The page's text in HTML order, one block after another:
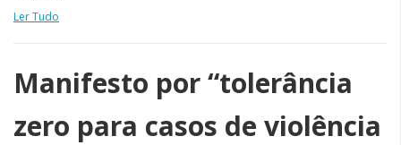
Ler Tudo
Manifesto por “tolerância
zero para casos de violência